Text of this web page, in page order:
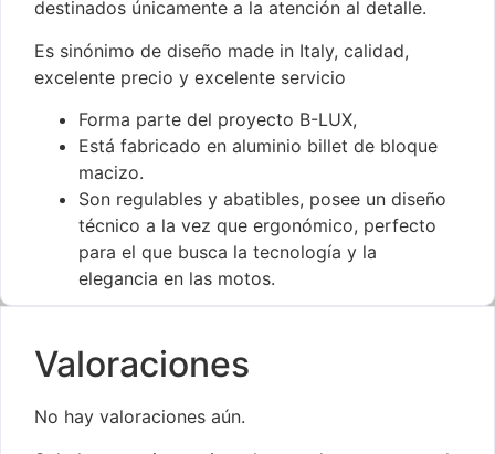
destinados únicamente a la atención al detalle.
Es sinónimo de diseño made in Italy, calidad,
excelente precio y excelente servicio
Forma parte del proyecto B-LUX,
Está fabricado en aluminio billet de bloque
macizo.
Son regulables y abatibles, posee un diseño
técnico a la vez que ergonómico, perfecto
para el que busca la tecnología y la
elegancia en las motos.
Valoraciones
No hay valoraciones aún.